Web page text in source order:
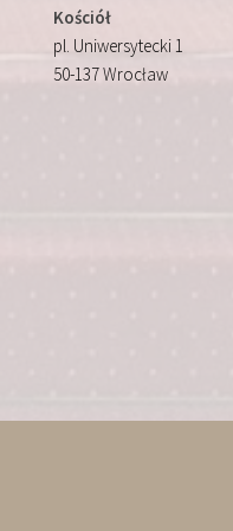
Kościół
pl. Uniwersytecki 1
50-137 Wrocław